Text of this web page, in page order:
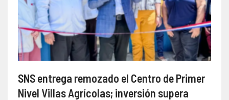
SNS entrega remozado el Centro de Primer
Nivel Villas Agrícolas; inversión supera